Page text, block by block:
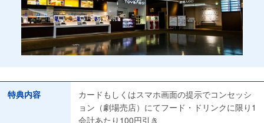
特典内容
カードもしくはスマホ画面の提示でコンセッシ
ョン（劇場売店）にてフード・ドリンクに限り1
会計あたり100円引き